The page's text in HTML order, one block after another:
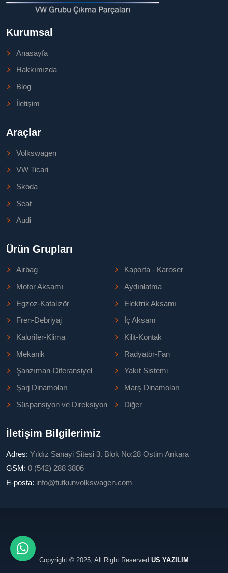
Kurumsal
Anasayfa
Hakkımızda
Blog
İletişim
Araçlar
Volkswagen
VW Ticari
Skoda
Seat
Audi
Ürün Grupları
Airbag
Kaporta - Karoser
Motor Aksamı
Aydınlatma
Egzoz-Katalizör
Elektrik Aksamı
Fren-Debriyaj
İç Aksam
Kalorifer-Klima
Kilit-Kontak
Mekanik
Radyatör-Fan
Şanzıman-Diferansiyel
Yakıt Sistemi
Şarj Dinamoları
Marş Dinamoları
Süspansiyon ve Direksiyon
Diğer
İletişim Bilgilerimiz
Adres: Yıldız Sanayi Sitesi 3. Blok No:28 Ostim Ankara
GSM: 0 (542) 288 3806
E-posta: info@tutkunvolkswagen.com
Copyright © 2025, All Right Reserved US YAZILIM